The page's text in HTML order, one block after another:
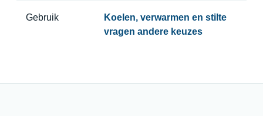
Gebruik
Koelen, verwarmen en stilte
vragen andere keuzes